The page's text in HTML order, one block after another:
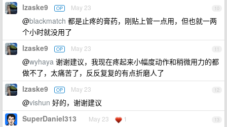
10
lzaske9 OP May 23
@blackmatch 都是止疼的膏药，刚贴上管一点用，但也就一两
个小时就没用了
11
lzaske9 OP May 23
@wyhaya 谢谢建议，我现在疼起来小幅度动作和稍微用力的都
做不了，太痛苦了，反反复复的有点折磨人了
12
lzaske9 OP May 23
@vishun 好的，谢谢建议
13
SuperDaniel313 May 23 1